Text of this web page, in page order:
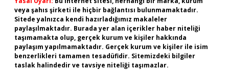
veya şahıs şirketi ile hiçbir bağlantısı bulunmamaktadır.
Sitede yalnızca kendi hazırladığımız makaleler
paylaşılmaktadır. Burada yer alan içerikler haber niteliği
taşımamakta olup, gerçek kurum ve kişiler hakkında
paylaşım yapılmamaktadır. Gerçek kurum ve kişiler ile isim
benzerlikleri tamamen tesadüfidir. Sitemizdeki bilgiler
taslak halindedir ve tavsiye niteliği taşımazlar.